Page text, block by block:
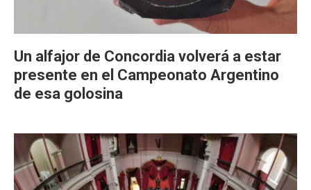
Un alfajor de Concordia volverá a estar
presente en el Campeonato Argentino
de esa golosina